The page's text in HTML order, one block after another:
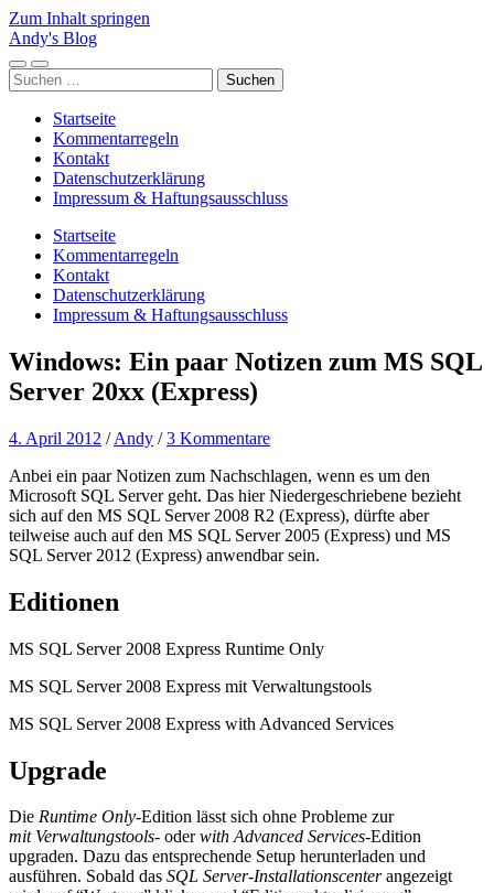
Zum Inhalt springen
Andy's Blog
Mobile-
Menü
Suchfeld
ein-/ausblenden
Suchen
nach:
Startseite
Kommentarregeln
Kontakt
Datenschutzerklärung
Impressum & Haftungsausschluss
Startseite
Kommentarregeln
Kontakt
Datenschutzerklärung
Impressum & Haftungsausschluss
Windows: Ein paar Notizen zum MS SQL
Server 20xx (Express)
4. April 2012 /Andy /3 Kommentare
Anbei ein paar Notizen zum Nachschlagen, wenn es um den
Microsoft SQL Server geht. Das hier Niedergeschriebene bezieht
sich auf den MS SQL Server 2008 R2 (Express), dürfte aber
teilweise auch auf den MS SQL Server 2005 (Express) und MS
SQL Server 2012 (Express) anwendbar sein.
Editionen
MS SQL Server 2008 Express Runtime Only
MS SQL Server 2008 Express mit Verwaltungstools
MS SQL Server 2008 Express with Advanced Services
Upgrade
Die Runtime Only-Edition lässt sich ohne Probleme zur
mit Verwaltungstools- oderwith Advanced Services-Edition
upgraden. Dazu das entsprechende Setup herunterladen und
ausführen. Sobald das SQL Server-Installationscenterangezeigt